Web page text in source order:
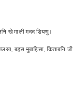
खे माली मदद डियणु।
बहस मुबाहिसा, किताबनि जी